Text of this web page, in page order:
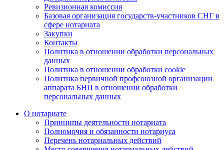
Ревизионная комиссия
Базовая организация государств-участников СНГ в
сфере нотариата
Закупки
Контакты
Политика в отношении обработки персональных
данных
Политика в отношении обработки cookie
Политика первичной профсоюзной организации
аппарата БНП в отношении обработки
персональных данных
О нотариате
Принципы деятельности нотариата
Полномочия и обязанности нотариуса
Перечень нотариальных действий